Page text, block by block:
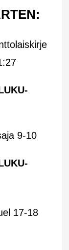
9-10
17-18